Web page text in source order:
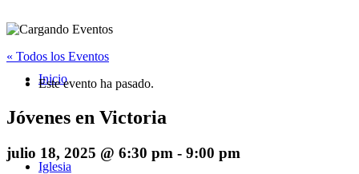
Inicio
Iglesia
« Todos los Eventos
Este evento ha pasado.
Jóvenes en Victoria
julio 18, 2025 @ 6:30 pm - 9:00 pm